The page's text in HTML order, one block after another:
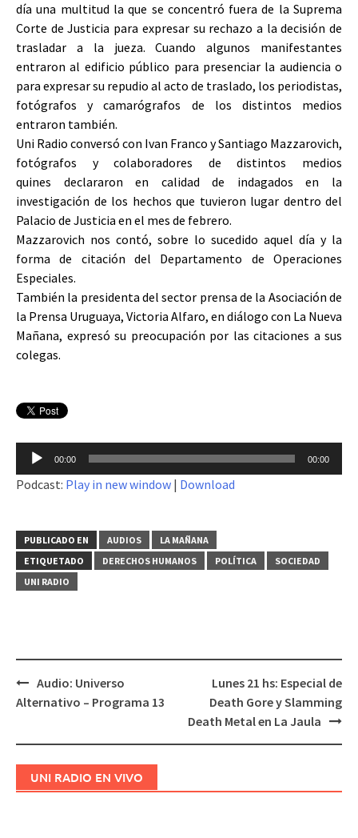
día una multitud la que se concentró fuera de la Suprema
Corte de Justicia para expresar su rechazo a la decisión de
trasladar a la jueza. Cuando algunos manifestantes
entraron al edificio público para presenciar la audiencia o
para expresar su repudio al acto de traslado, los periodistas,
fotógrafos y camarógrafos de los distintos medios
entraron también.
Uni Radio conversó con Ivan Franco y Santiago Mazzarovich,
fotógrafos y colaboradores de distintos medios
quines declararon en calidad de indagados en la
investigación de los hechos que tuvieron lugar dentro del
Palacio de Justicia en el mes de febrero.
Mazzarovich nos contó, sobre lo sucedido aquel día y la
forma de citación del Departamento de Operaciones
Especiales.
También la presidenta del sector prensa de la Asociación de
la Prensa Uruguaya, Victoria Alfaro, en diálogo con La Nueva
Mañana, expresó su preocupación por las citaciones a sus
colegas.
Reproductor
de
audio
00:00 00:00
Podcast: Play in new window | Download
PUBLICADO EN AUDIOS
LA MAÑANA
ETIQUETADO
DERECHOS HUMANOS POLÍTICA
SOCIEDAD
UNI RADIO
Navegación
Audio: Universo
Alternativo – Programa 13
Lunes 21 hs: Especial de
Death Gore y Slamming
Death Metal en La Jaula
UNI RADIO EN VIVO